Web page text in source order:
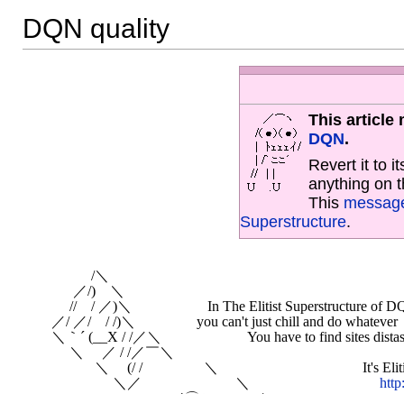
DQN quality
This article
DQN.
Revert it to
anything on
This
Superstructure.
/＼
／/)　＼
//　/ ／)＼　 　　　　In The Elitist Superstructure of
／/ ／/　/ /)＼ 　　　　you can't just chill and do whatever
＼｀´ (__X / /／＼　　　　　　You have to find sites
＼　 ／ / /／￣＼
＼　 (/ /　 　　　＼　　　　　　　　　　It's
＼／　 　　　　　 ＼